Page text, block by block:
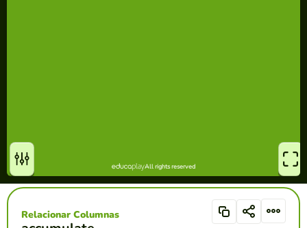
Relacionar Columnas